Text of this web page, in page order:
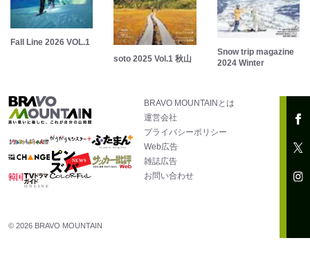
Fall Line 2026 VOL.1
soto 2025 Vol.1 秋山
Snow trip magazine
2024 Winter
BRAVO MOUNTAINとは
運営会社
プライバシーポリシー
Web広告
雑誌広告
お問い合わせ
© 2026 BRAVO MOUNTAIN